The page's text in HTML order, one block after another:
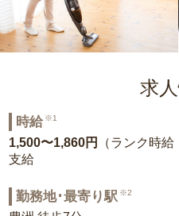
求
時給 ※1
1,500〜1,860円
（ランク時
支給
勤務地･最寄り駅 ※2